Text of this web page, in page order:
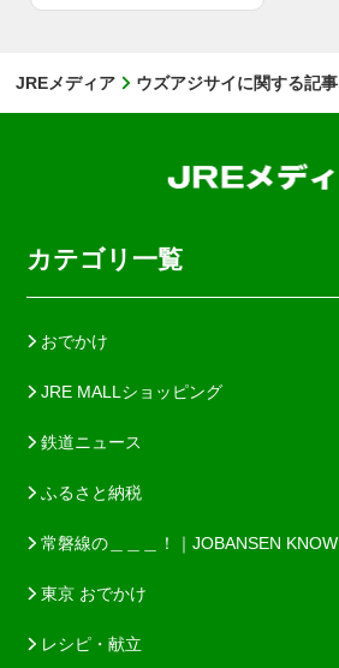
JREメディア ウズアジサイに関する記事
カテゴリ一覧
おでかけ
JRE MALLショッピング
鉄道ニュース
ふるさと納税
常磐線の＿＿＿！｜JOBANSEN KNOW
東京 おでかけ
レシピ・献立